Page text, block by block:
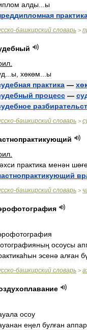
алды
ы
-башкирский словарь >
ы хөкөм
ы
практика —
процесс —
-башкирский словарь >
практика менән
-башкирский словарь >
осоусы
эсенә алған
-башкирский словарь >
осоу
еңел булған